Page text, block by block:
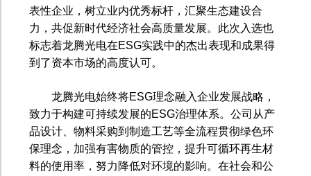
表性企业，树立业内优秀标杆，汇聚生态建设合
力，共促新时代经济社会高质量发展。此次入选也
标志着龙腾光电在ESG实践中的杰出表现和成果得
到了资本市场的高度认可。
龙腾光电始终将ESG理念融入企业发展战略，
致力于构建可持续发展的ESG治理体系。公司从产
品设计、物料采购到制造工艺等全流程贯彻绿色环
保理念，加强有害物质的管控，提升可循环再生材
料的使用率，努力降低对环境的影响。在社会和公